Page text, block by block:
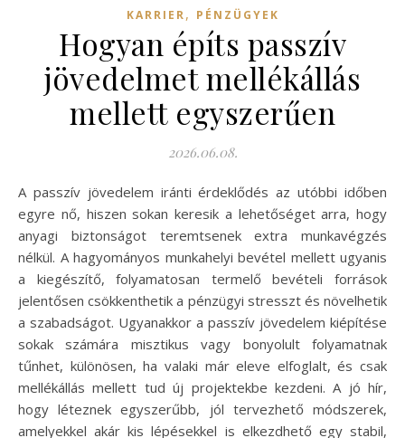
KARRIER, PÉNZÜGYEK
Hogyan építs passzív
jövedelmet mellékállás
mellett egyszerűen
2026.06.08.
A passzív jövedelem iránti érdeklődés az utóbbi időben
egyre nő, hiszen sokan keresik a lehetőséget arra, hogy
anyagi biztonságot teremtsenek extra munkavégzés
nélkül. A hagyományos munkahelyi bevétel mellett ugyanis
a kiegészítő, folyamatosan termelő bevételi források
jelentősen csökkenthetik a pénzügyi stresszt és növelhetik
a szabadságot. Ugyanakkor a passzív jövedelem kiépítése
sokak számára misztikus vagy bonyolult folyamatnak
tűnhet, különösen, ha valaki már eleve elfoglalt, és csak
mellékállás mellett tud új projektekbe kezdeni. A jó hír,
hogy léteznek egyszerűbb, jól tervezhető módszerek,
amelyekkel akár kis lépésekkel is elkezdhető egy stabil,